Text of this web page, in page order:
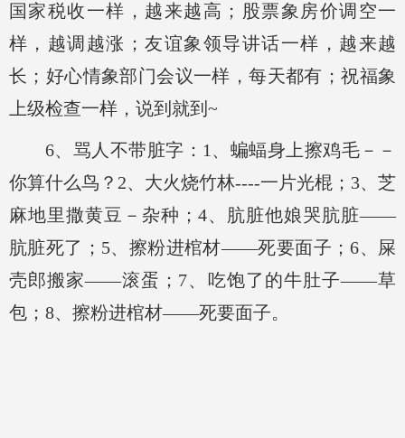
国家税收一样，越来越高；股票象房价调空一
样，越调越涨；友谊象领导讲话一样，越来越
长；好心情象部门会议一样，每天都有；祝福象
上级检查一样，说到就到~
6、骂人不带脏字：1、蝙蝠身上擦鸡毛－－
你算什么鸟？2、大火烧竹林----一片光棍；3、芝
麻地里撒黄豆－杂种；4、肮脏他娘哭肮脏——
肮脏死了；5、擦粉进棺材——死要面子 ；6、屎
壳郎搬家——滚蛋；7、吃饱了的牛肚子——草
包；8、擦粉进棺材——死要面子。